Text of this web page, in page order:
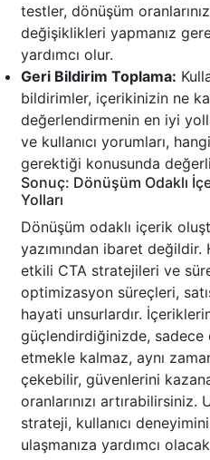
testler, dönüşüm
değişiklikleri yapmanız
yardımcı olur.
Geri Bildirim Toplama:
bildirimler, içerikinizin ne
değerlendirmenin en iyi
ve kullanıcı yorumları,
gerektiği konusunda
Sonuç: Dönüşüm Odaklı
Yolları
Dönüşüm odaklı içerik
yazımından ibaret
etkili CTA stratejileri ve
optimizasyon süreçleri,
hayati unsurlardır.
güçlendirdiğinizde,
etmekle kalmaz, aynı
çekebilir, güvenlerini
oranlarınızı artırabilirsiniz.
strateji, kullanıcı
ulaşmanıza yardımcı